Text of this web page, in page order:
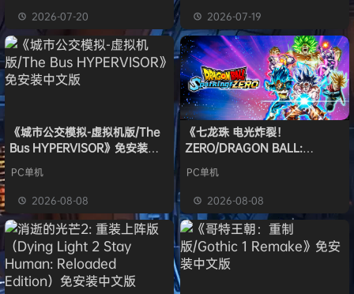
加入本站 18小时前
2026-07-20 2026-07-19
《城市公交模拟-虚拟机版/The
Bus HYPERVISOR》免安装中
PC单机
2026-08-08
《七龙珠 电光炸裂！
ZERO/DRAGON BALL:
版
PC单机
2026-08-08